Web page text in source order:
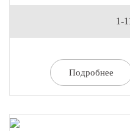
1-
Подробнее